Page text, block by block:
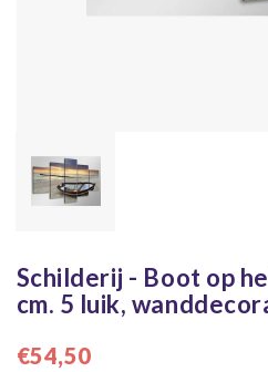
Schilderij - Boot op
cm. 5 luik,
€54,50